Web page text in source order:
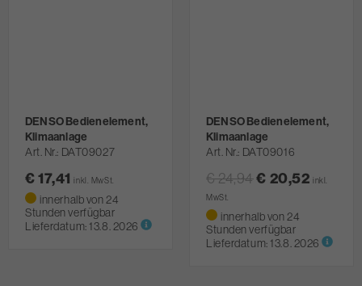
DENSO Bedienelement,
Klimaanlage
Art. Nr. DAT09027
€ 17,41inkl. MwSt.
innerhalb von 24
Stunden verfügbar
Lieferdatum:13.8. 2026
DENSO Bedienelement,
Klimaanlage
Art. Nr. DAT09016
€ 24,94€ 20,52 inkl.
MwSt.
innerhalb von 24
Stunden verfügbar
Lieferdatum:13.8. 2026